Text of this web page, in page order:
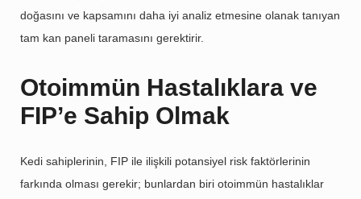
doğasını ve kapsamını daha iyi analiz etmesine olanak tanıyan
tam kan paneli taramasını gerektirir.
Otoimmün Hastalıklara ve
FIP’e Sahip Olmak
Kedi sahiplerinin, FIP ile ilişkili potansiyel risk faktörlerinin
farkında olması gerekir; bunlardan biri otoimmün hastalıklar